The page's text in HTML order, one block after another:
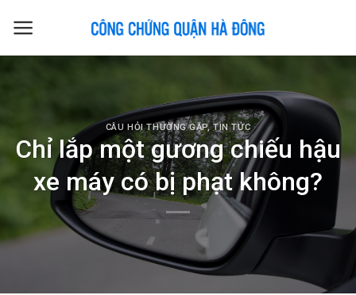
CÂU HỎI THƯỜNG GẶP,TIN TỨC
Chỉ lắp một gương chiếu hậu
xe máy có bị phạt không?